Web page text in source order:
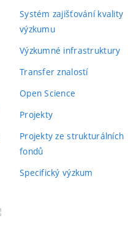
Systém zajišťování kvality
výzkumu
Výzkumné infrastruktury
Transfer znalostí
Open Science
Projekty
Projekty ze strukturálních
fondů
Specifický výzkum